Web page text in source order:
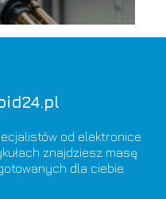
od elektronice
znajdziesz masę
dla ciebie.